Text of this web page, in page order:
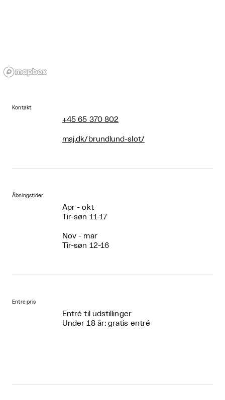
Kontakt
+45 65 370 802
msj.dk/brundlund-slot/
Åbningstider
Apr - okt
Tir-søn 11-17
Nov - mar
Tir-søn 12-16
Entre pris
Entré til udstillinger
Under 18 år: gratis entré